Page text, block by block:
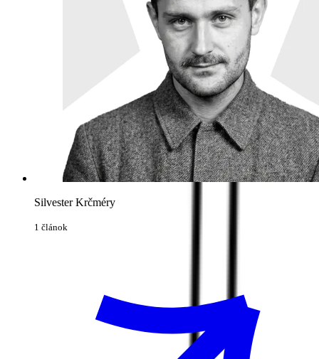
Silvester Krčméry
1 článok